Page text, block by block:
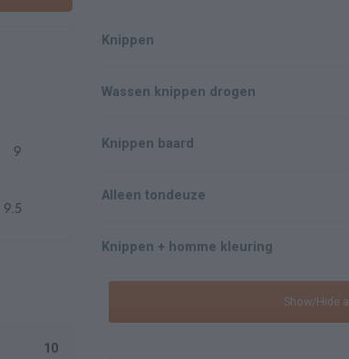
9
9.5
10
Knippen
Wassen knippen drogen
Knippen baard
Alleen tondeuze
Knippen + homme kleuring
Show/Hide all